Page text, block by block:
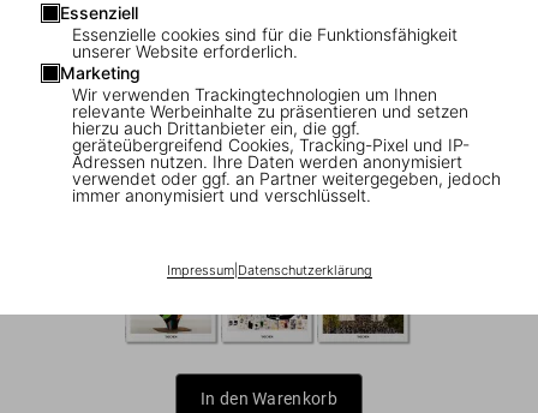
Essenziell
Essenzielle cookies sind für die Funktionsfähigkeit
unserer Website erforderlich.
Marketing
Wir verwenden Trackingtechnologien um Ihnen
relevante Werbeinhalte zu präsentieren und setzen
hierzu auch Drittanbieter ein, die ggf.
geräteübergreifend Cookies, Tracking-Pixel und IP-
Adressen nutzen. Ihre Daten werden anonymisiert
verwendet oder ggf. an Partner weitergegeben, jedoch
immer anonymisiert und verschlüsselt.
Impressum| Datenschutzerklärung
NEW
JR
US$ 20
In den Warenkorb